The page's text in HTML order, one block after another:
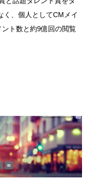
く、個人としてCMメイ
ト数と約9億回の閲覧